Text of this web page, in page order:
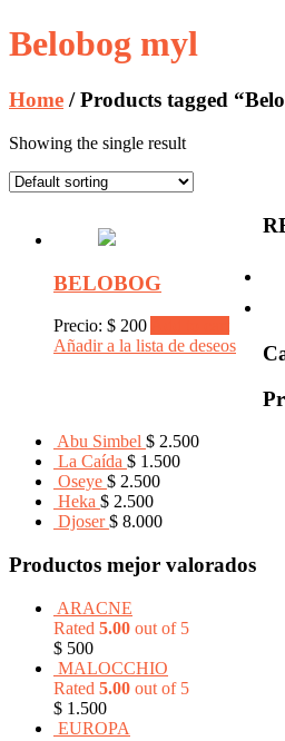
Belobog myl
Home / Products tagged
Showing the single result
BELOBOG
Precio: $ 200
Añadir a la lista de deseos
Abu Simbel $ 2.500
La Caída $ 1.500
Oseye $ 2.500
Heka $ 2.500
Djoser $ 8.000
Productos mejor valorados
ARACNE
Rated 5.00 out of 5
$ 500
MALOCCHIO
Rated 5.00 out of 5
$ 1.500
EUROPA